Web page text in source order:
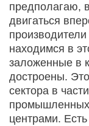
предполагаю,
двигаться
находимся в
заложенные в
достроены.
сектора в
центрами.